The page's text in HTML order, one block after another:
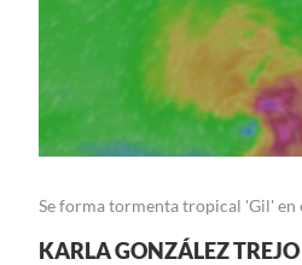
Se forma tormenta tropical 'Gil' en
KARLA GONZÁLEZ TREJO